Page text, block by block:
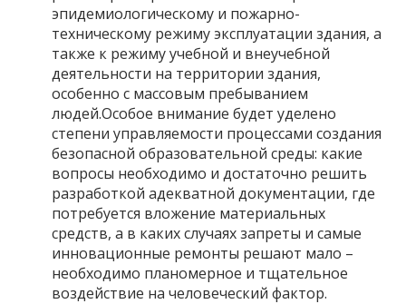
эпидемиологическому и пожарно-
техническому режиму эксплуатации здания, а
также к режиму учебной и внеучебной
деятельности на территории здания,
особенно с массовым пребыванием
людей.Особое внимание будет уделено
степени управляемости процессами создания
безопасной образовательной среды: какие
вопросы необходимо и достаточно решить
разработкой адекватной документации, где
потребуется вложение материальных
средств, а в каких случаях запреты и самые
инновационные ремонты решают мало –
необходимо планомерное и тщательное
воздействие на человеческий фактор.